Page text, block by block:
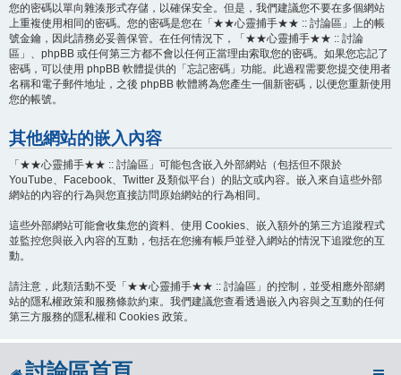
您的密碼以單向雜湊形式存儲，以確保安全。但是，我們建議您不要在多個網站
上重複使用相同的密碼。您的密碼是您在「★★心靈捕手★★ :: 討論區」上的帳
號金鑰，因此請務必妥善保管。在任何情況下，「★★心靈捕手★★ :: 討論
區」、phpBB 或任何第三方都不會以任何正當理由索取您的密碼。如果您忘記了
密碼，可以使用 phpBB 軟體提供的「忘記密碼」功能。此過程需要您提交使用者
名稱和電子郵件地址，之後 phpBB 軟體將為您產生一個新密碼，以便您重新使用
您的帳號。
其他網站的嵌入內容
「★★心靈捕手★★ :: 討論區」可能包含嵌入外部網站（包括但不限於
YouTube、Facebook、Twitter 及類似平台）的貼文或內容。嵌入來自這些外部
網站的內容的行為與您直接訪問原始網站的行為相同。
這些外部網站可能會收集您的資料、使用 Cookies、嵌入額外的第三方追蹤程式
並監控您與嵌入內容的互動，包括在您擁有帳戶並登入網站的情況下追蹤您的互
動。
請注意，此類活動不受「★★心靈捕手★★ :: 討論區」的控制，並受相應外部網
站的隱私權政策和服務條款約束。我們建議您查看透過嵌入內容與之互動的任何
第三方服務的隱私權和 Cookies 政策。